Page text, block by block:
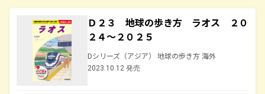
Ｄ２３ 地球の歩き方 ラオス ２０
２４～２０２５
Dシリーズ（アジア） 地球の歩き方 海外
2023.10.12 発売